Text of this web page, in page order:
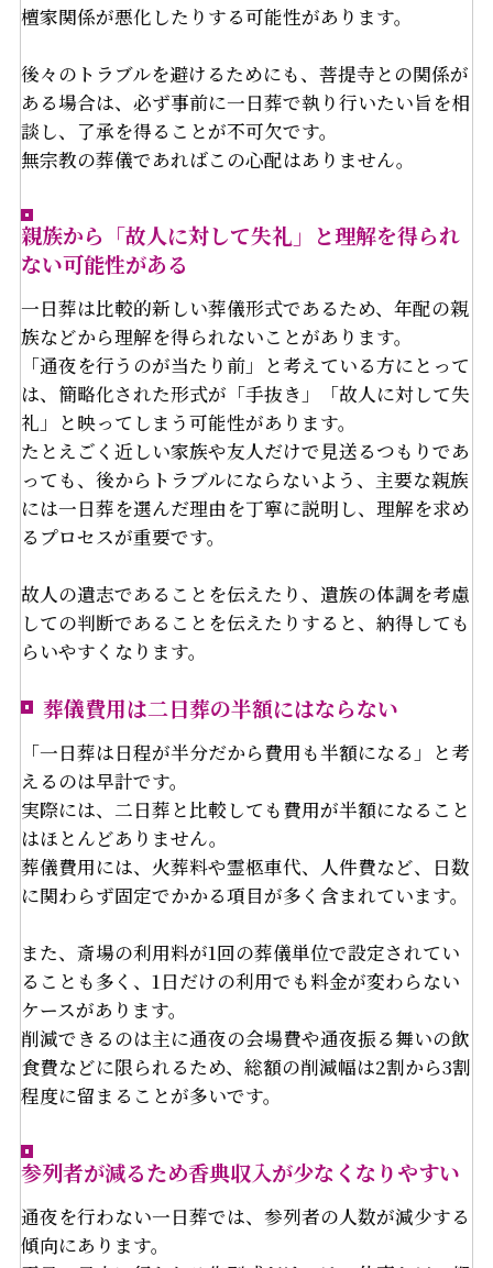
檀家関係が悪化したりする可能性があります。
後々のトラブルを避けるためにも、菩提寺との関係が
ある場合は、必ず事前に一日葬で執り行いたい旨を相
談し、了承を得ることが不可欠です。
無宗教の葬儀であればこの心配はありません。
親族から「故人に対して失礼」と理解を得られ
ない可能性がある
一日葬は比較的新しい葬儀形式であるため、年配の親
族などから理解を得られないことがあります。
「通夜を行うのが当たり前」と考えている方にとって
は、簡略化された形式が「手抜き」「故人に対して失
礼」と映ってしまう可能性があります。
たとえごく近しい家族や友人だけで見送るつもりであ
っても、後からトラブルにならないよう、主要な親族
には一日葬を選んだ理由を丁寧に説明し、理解を求め
るプロセスが重要です。
故人の遺志であることを伝えたり、遺族の体調を考慮
しての判断であることを伝えたりすると、納得しても
らいやすくなります。
葬儀費用は二日葬の半額にはならない
「一日葬は日程が半分だから費用も半額になる」と考
えるのは早計です。
実際には、二日葬と比較しても費用が半額になること
はほとんどありません。
葬儀費用には、火葬料や霊柩車代、人件費など、日数
に関わらず固定でかかる項目が多く含まれています。
また、斎場の利用料が1回の葬儀単位で設定されてい
ることも多く、1日だけの利用でも料金が変わらない
ケースがあります。
削減できるのは主に通夜の会場費や通夜振る舞いの飲
食費などに限られるため、総額の削減幅は2割から3割
程度に留まることが多いです。
参列者が減るため香典収入が少なくなりやすい
通夜を行わない一日葬では、参列者の人数が減少する
傾向にあります。